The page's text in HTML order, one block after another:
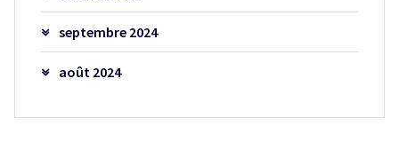
septembre 2024
août 2024